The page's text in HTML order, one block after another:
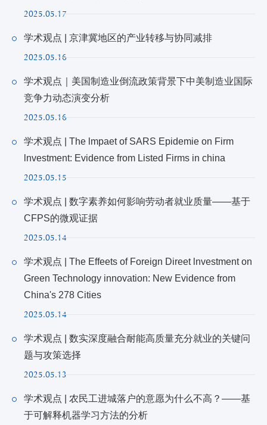
2025.05.17
学术观点 | 京津冀地区的产业转移与协同减排
2025.05.16
学术观点｜美国制造业倒流政策背景下中美制造业国际
竞争力动态演变分析
2025.05.16
学术观点 | The lmpaet of SARS Epidemie on Firm
lnvestment: Evidence from Listed Firms in china
2025.05.15
学术观点 | 数字素养如何影响劳动者就业质量——基于
CFPS的微观证据
2025.05.14
学术观点 | The Effeets of Foreign Direet lnvestment on
Green Technology innovation: New Evidence from
China's 278 Cities
2025.05.14
学术观点 | 数实深度融合耐能高质量充分就业的关键问
题与攻策选择
2025.05.13
学术观点 | 农民工进城落户的意愿为什么不高？——基
于可解释机器学习方法的分析